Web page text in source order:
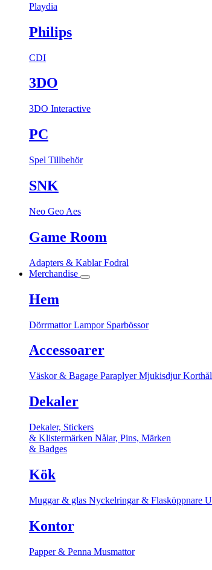
Playdia
Philips
CDI
3DO
3DO Interactive
PC
Spel Tillbehör
SNK
Neo Geo Aes
Game Room
Adapters & KablarFodral
Merchandise
Hem
DörrmattorLampor Sparbössor
Accessoarer
Väskor & Bagage ParaplyerMjukisdjur
Dekaler
Dekaler, Stickers
& Klistermärken Nålar, Pins, Märken
& Badges
Kök
Muggar & glas Nyckelringar & Flasköppnare
Kontor
Papper & Penna Musmattor